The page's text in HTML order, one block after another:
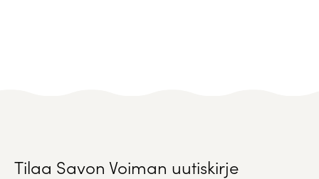
Tilaa Savon Voiman uutiskirje